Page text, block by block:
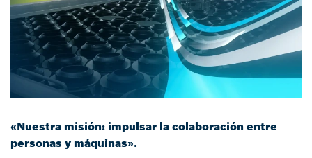
«Nuestra misión: impulsar la colaboración entre
personas y máquinas».